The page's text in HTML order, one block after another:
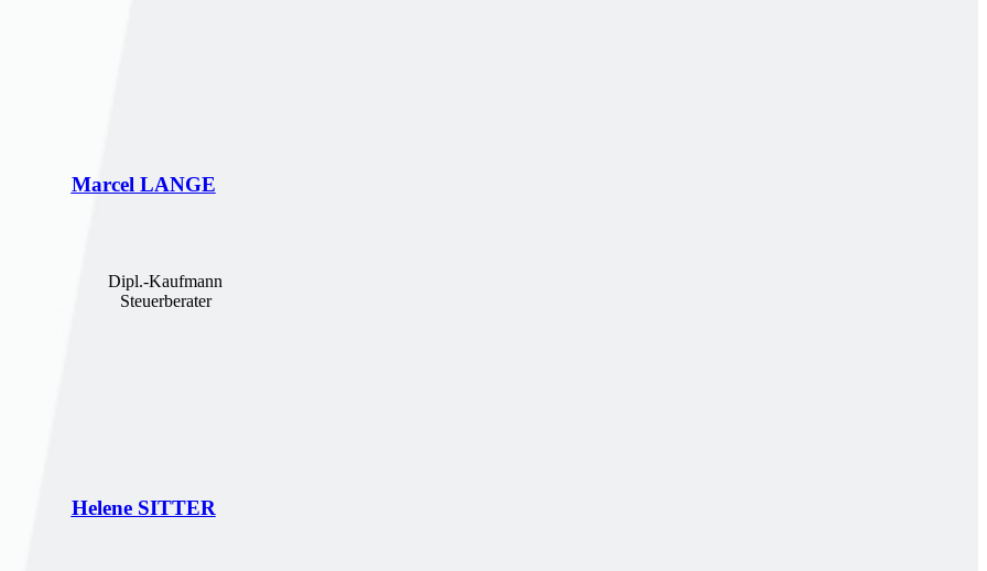
Marcel LANGE
Dipl.-Kaufmann
Steuerberater
Helene SITTER